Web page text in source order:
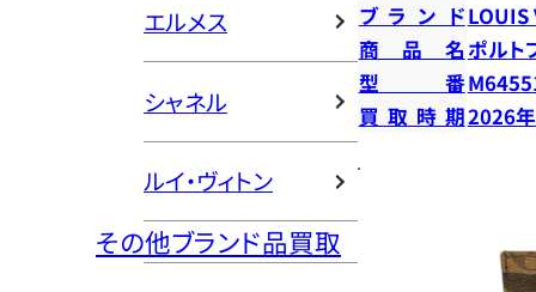
エルメス
シャネル
ルイ・ヴィトン
その他ブランド品買取
ブランドLOUIS
商品名ポルト
型番
買取時期2026